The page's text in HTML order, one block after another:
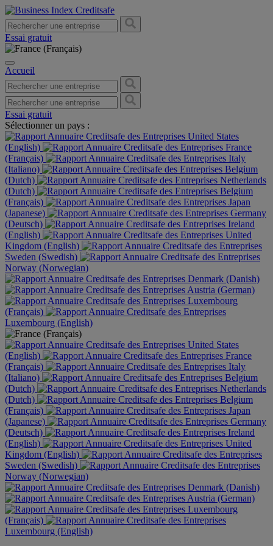
Essai gratuit
Accueil
Essai gratuit
Sélectionner un pays :
United States
(English)
France
(Français)
Italy
(Italiano)
Belgium
(Dutch)
Netherlands
(Dutch)
Belgium
(Français)
Japan
(Japanese)
Germany
(Deutsch)
Ireland
(English)
United
Kingdom (English)
Sweden (Swedish)
Norway (Norwegian)
Denmark (Danish)
Austria (German)
Luxembourg
(Français)
Luxembourg (English)
United States
(English)
France
(Français)
Italy
(Italiano)
Belgium
(Dutch)
Netherlands
(Dutch)
Belgium
(Français)
Japan
(Japanese)
Germany
(Deutsch)
Ireland
(English)
United
Kingdom (English)
Sweden (Swedish)
Norway (Norwegian)
Denmark (Danish)
Austria (German)
Luxembourg
(Français)
Luxembourg (English)